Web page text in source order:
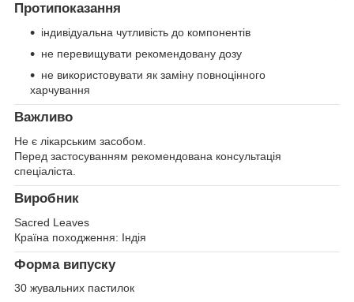
Протипоказання
індивідуальна чутливість до компонентів
не перевищувати рекомендовану дозу
не використовувати як заміну повноцінного
харчування
Важливо
Не є лікарським засобом.
Перед застосуванням рекомендована консультація
спеціаліста.
Виробник
Sacred Leaves
Країна походження: Індія
Форма випуску
30 жувальних пастилок